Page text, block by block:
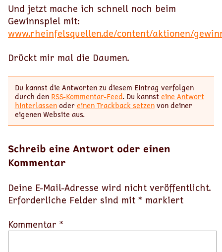
Und jetzt mache ich schnell noch beim
Gewinnspiel mit:
www.rheinfelsquellen.de/content/aktionen/
Drückt mir mal die Daumen.
Du kannst die Antworten zu diesem Eintrag verfolgen
durch den RSS-Kommentar-Feed. Du kannsteine Antwort
hinterlassenodereinen Trackback setzenvon deiner
eigenen Website aus.
Schreib eine Antwort oder einen
Kommentar
Deine E-Mail-Adresse wird nicht veröffentlicht.
Erforderliche Felder sind mit * markiert
Kommentar *